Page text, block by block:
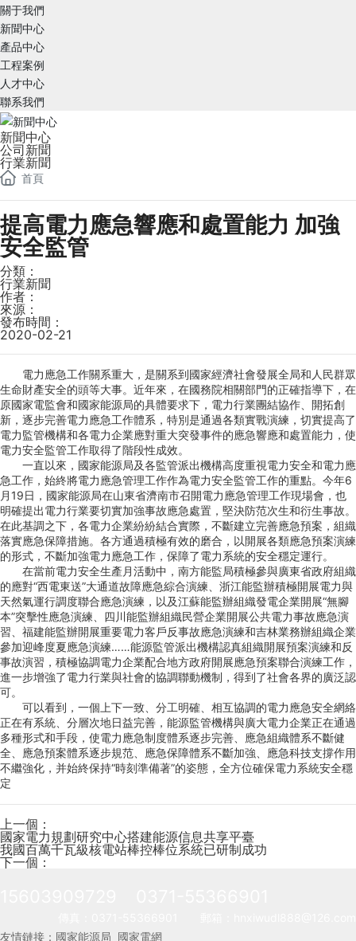
關于我們
新聞中心
產品中心
工程案例
人才中心
聯系我們
新聞中心
公司新聞
行業新聞
首頁
提高電力應急響應和處置能力 加強
安全監管
分類：
行業新聞
作者：
來源：
發布時間：
2020-02-21
電力應急工作關系重大，是關系到國家經濟社會發展全局和人民群眾
生命財產安全的頭等大事。近年來，在國務院相關部門的正確指導下，在
原國家電監會和國家能源局的具體要求下，電力行業團結協作、開拓創
新，逐步完善電力應急工作體系，特別是通過各類實戰演練，切實提高了
電力監管機構和各電力企業應對重大突發事件的應急響應和處置能力，使
電力安全監管工作取得了階段性成效。
一直以來，國家能源局及各監管派出機構高度重視電力安全和電力應
急工作，始終將電力應急管理工作作為電力安全監管工作的重點。今年6
月19日，國家能源局在山東省濟南市召開電力應急管理工作現場會，也
明確提出電力行業要切實加強事故應急處置，堅決防范次生和衍生事故。
在此基調之下，各電力企業紛紛結合實際，不斷建立完善應急預案，組織
落實應急保障措施。各方通過積極有效的磨合，以開展各類應急預案演練
的形式，不斷加強電力應急工作，保障了電力系統的安全穩定運行。
在當前電力安全生產月活動中，南方能監局積極參與廣東省政府組織
的應對“西電東送”大通道故障應急綜合演練、浙江能監辦積極開展電力與
天然氣運行調度聯合應急演練，以及江蘇能監辦組織發電企業開展“無腳
本”突擊性應急演練、四川能監辦組織民營企業開展公共電力事故應急演
習、福建能監辦開展重要電力客戶反事故應急演練和吉林業務辦組織企業
參加迎峰度夏應急演練……能源監管派出機構認真組織開展預案演練和反
事故演習，積極協調電力企業配合地方政府開展應急預案聯合演練工作，
進一步增強了電力行業與社會的協調聯動機制，得到了社會各界的廣泛認
可。
可以看到，一個上下一致、分工明確、相互協調的電力應急安全網絡
正在有系統、分層次地日益完善，能源監管機構與廣大電力企業正在通過
多種形式和手段，使電力應急制度體系逐步完善、應急組織體系不斷健
全、應急預案體系逐步規范、應急保障體系不斷加強、應急科技支撐作用
不繼強化，并始終保持“時刻準備著”的姿態，全方位確保電力系統安全穩
定
上一個：
國家電力規劃研究中心搭建能源信息共享平臺
我國百萬千瓦級核電站棒控棒位系統已研制成功
下一個：
友情鏈接： 國家能源局 國家電網